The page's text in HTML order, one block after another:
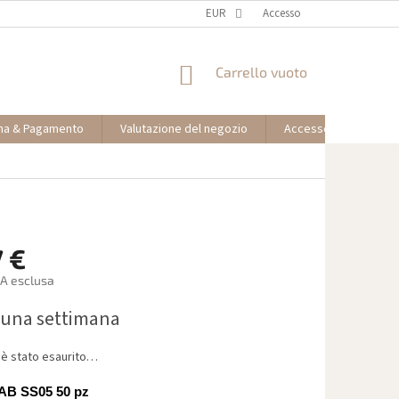
EUR Accesso
CARRELLO
SPESA
Carrello vuoto
& Pagamento Valutazione del negozio
Accesso partner
€
esclusa
settimana
stato esaurito…
SS05 50 pz